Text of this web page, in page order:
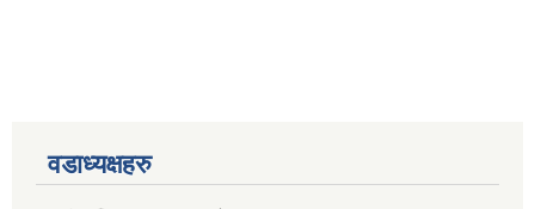
वडाध्यक्षहरु